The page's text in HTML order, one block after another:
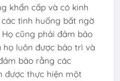
khẩn cấp và có kinh
tình huống bất ngờ
cũng phải đảm bảo
luôn được bảo trì và
bảo rằng các
được thực hiện một